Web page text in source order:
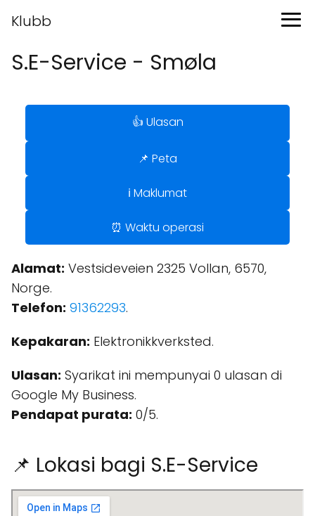
Klubb
S.E-Service - Smøla
👍 Ulasan
📌 Peta
ℹ️ Maklumat
⏰ Waktu operasi
Alamat: Vestsideveien 2325 Vollan, 6570,
Norge.
Telefon: 91362293.
Kepakaran: Elektronikkverksted.
Ulasan: Syarikat ini mempunyai 0 ulasan di
Google My Business.
Pendapat purata: 0/5.
📌 Lokasi bagi S.E-Service